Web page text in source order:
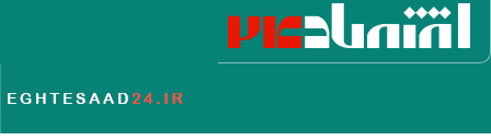
فیلم/بهاره رهنما راز ماندگاری هدیه تهرانی را لو داد
پشت پرده افتتاح مخفیانه باغ‌وحش انزلی؛ مجموعه‌ای که محیط‌زیست آن را
سلفی متفاوت نیکی کریمی بعد از مهاجرت به لندن
فیلم/کارشناس صداوسیما عزمش را برای بازپس‌گیری بحرین جزم کرد!